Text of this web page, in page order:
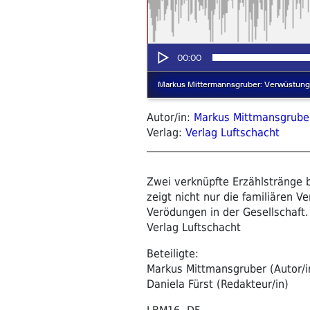
Autor/in: Markus
Verlag: Verlag Luftschacht
Zwei verknüpfte Erzählstränge
zeigt nicht nur die familiären
Verödungen in der Gesellschaft.
Verlag Luftschacht
Beteiligte:
Markus Mittmansgruber (Autor/
Daniela Fürst (Redakteur/in)